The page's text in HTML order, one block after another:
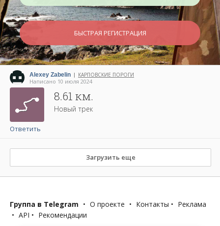
БЫСТРАЯ РЕГИСТРАЦИЯ
Alexey Zabelin КАРПОВСКИЕ ПОРОГИ
Написано 10 июля 2024
8.61 км.
Новый трек
Ответить
Загрузить еще
Группа в Telegram • О проекте • Контакты • Реклама
• API • Рекомендации